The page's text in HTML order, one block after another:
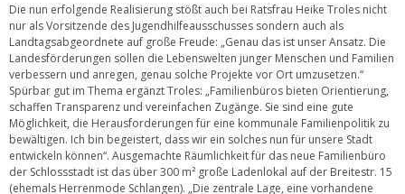
Die nun erfolgende Realisierung stößt auch bei Ratsfrau Heike Troles nicht
nur als Vorsitzende des Jugendhilfeausschusses sondern auch als
Landtagsabgeordnete auf große Freude: „Genau das ist unser Ansatz. Die
Landesförderungen sollen die Lebenswelten junger Menschen und Familien
verbessern und anregen, genau solche Projekte vor Ort umzusetzen.“
Spürbar gut im Thema ergänzt Troles: „Familienbüros bieten Orientierung,
schaffen Transparenz und vereinfachen Zugänge. Sie sind eine gute
Möglichkeit, die Herausforderungen für eine kommunale Familienpolitik zu
bewältigen. Ich bin begeistert, dass wir ein solches nun für unsere Stadt
entwickeln können“. Ausgemachte Räumlichkeit für das neue Familienbüro
der Schlossstadt ist das über 300 m² große Ladenlokal auf der Breitestr. 15
(ehemals Herrenmode Schlangen). „Die zentrale Lage, eine vorhandene